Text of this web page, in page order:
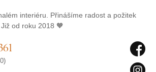
interiéru. Přinášíme radost a požitek
od roku 2018 🧡